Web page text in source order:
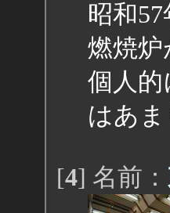
昭和
燃焼
個人
はあ
[4] 名前：